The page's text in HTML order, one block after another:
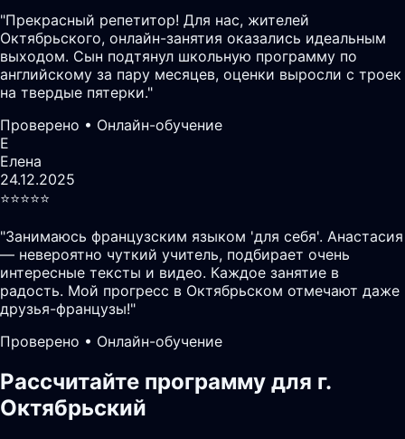
"Прекрасный репетитор! Для нас, жителей
Октябрьского, онлайн-занятия оказались идеальным
выходом. Сын подтянул школьную программу по
английскому за пару месяцев, оценки выросли с троек
на твердые пятерки."
Проверено • Онлайн-обучение
Е
Елена
24.12.2025
⭐️⭐️⭐️⭐️⭐️
"Занимаюсь французским языком 'для себя'. Анастасия
— невероятно чуткий учитель, подбирает очень
интересные тексты и видео. Каждое занятие в
радость. Мой прогресс в Октябрьском отмечают даже
друзья-французы!"
Проверено • Онлайн-обучение
Рассчитайте программу для г.
Октябрьский